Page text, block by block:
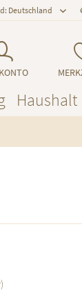
Deutschland
Haushalt